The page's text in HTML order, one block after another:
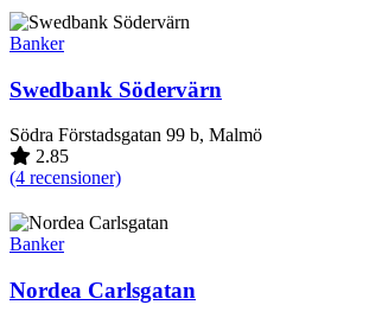
Banker
Swedbank Södervärn
Södra Förstadsgatan 99 b, Malmö
2.85
(4 recensioner)
Banker
Nordea Carlsgatan